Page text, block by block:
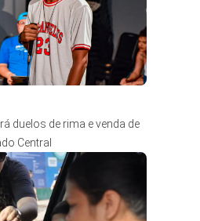
duelos de rima e venda de
Central